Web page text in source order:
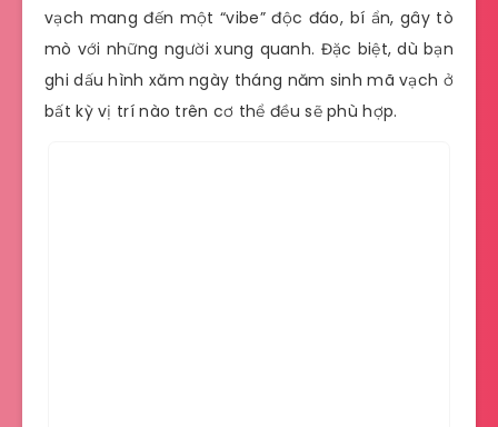
vạch mang đến một “vibe” độc đáo, bí ẩn, gây tò
mò với những người xung quanh. Đặc biệt, dù bạn
ghi dấu hình xăm ngày tháng năm sinh mã vạch ở
bất kỳ vị trí nào trên cơ thể đều sẽ phù hợp.